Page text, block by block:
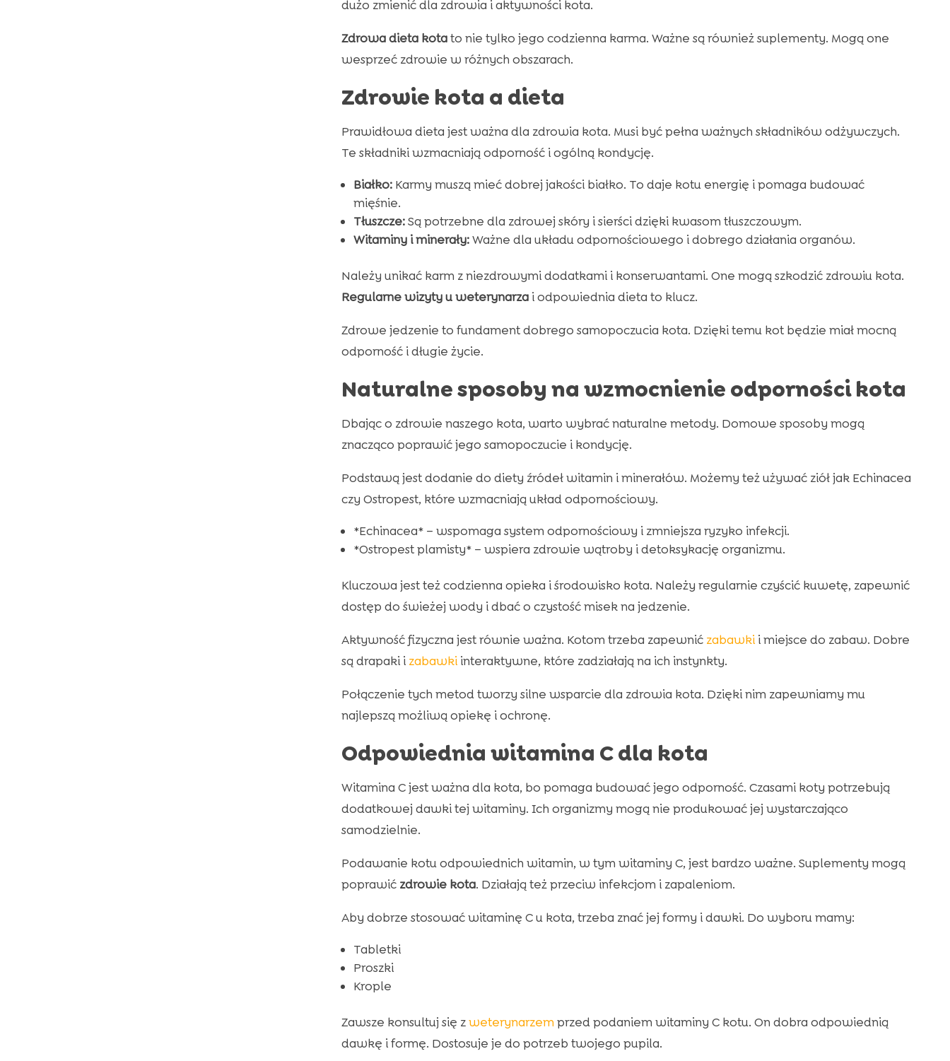
dużo zmienić dla zdrowia i aktywności kota.
Zdrowa dieta kotato nie tylko jego codzienna karma. Ważne są również suplementy. Mogą one
wesprzeć zdrowie w różnych obszarach.
Zdrowie kota a dieta
Prawidłowa dieta jest ważna dla zdrowia kota. Musi być pełna ważnych składników odżywczych.
Te składniki wzmacniają odporność i ogólną kondycję.
Białko:Karmy muszą mieć dobrej jakości białko. To daje kotu energię i pomaga budować
mięśnie.
Tłuszcze:Są potrzebne dla zdrowej skóry i sierści dzięki kwasom tłuszczowym.
Witaminy i minerały:Ważne dla układu odpornościowego i dobrego działania organów.
Należy unikać karm z niezdrowymi dodatkami i konserwantami. One mogą szkodzić zdrowiu kota.
Regularne wizyty u weterynarzai odpowiednia dieta to klucz.
Zdrowe jedzenie to fundament dobrego samopoczucia kota. Dzięki temu kot będzie miał mocną
odporność i długie życie.
Naturalne sposoby na wzmocnienie odporności kota
Dbając o zdrowie naszego kota, warto wybrać naturalne metody. Domowe sposoby mogą
znacząco poprawić jego samopoczucie i kondycję.
Podstawą jest dodanie do diety źródeł witamin i minerałów. Możemy też używać ziół jak Echinacea
czy Ostropest, które wzmacniają układ odpornościowy.
*Echinacea* – wspomaga system odpornościowy i zmniejsza ryzyko infekcji.
*Ostropest plamisty* – wspiera zdrowie wątroby i detoksykację organizmu.
Kluczowa jest też codzienna opieka i środowisko kota. Należy regularnie czyścić kuwetę, zapewnić
dostęp do świeżej wody i dbać o czystość misek na jedzenie.
Aktywność fizyczna jest równie ważna. Kotom trzeba zapewnić zabawkii miejsce do zabaw. Dobre
są drapaki i zabawkiinteraktywne, które zadziałają na ich instynkty.
Połączenie tych metod tworzy silne wsparcie dla zdrowia kota. Dzięki nim zapewniamy mu
najlepszą możliwą opiekę i ochronę.
Odpowiednia witamina C dla kota
Witamina C jest ważna dla kota, bo pomaga budować jego odporność. Czasami koty potrzebują
dodatkowej dawki tej witaminy. Ich organizmy mogą nie produkować jej wystarczająco
samodzielnie.
Podawanie kotu odpowiednich witamin, w tym witaminy C, jest bardzo ważne. Suplementy mogą
poprawić zdrowie kota. Działają też przeciw infekcjom i zapaleniom.
Aby dobrze stosować witaminę C u kota, trzeba znać jej formy i dawki. Do wyboru mamy:
Tabletki
Proszki
Krople
Zawsze konsultuj się zweterynarzem przed podaniem witaminy C kotu. On dobra odpowiednią
dawkę i formę. Dostosuje je do potrzeb twojego pupila.